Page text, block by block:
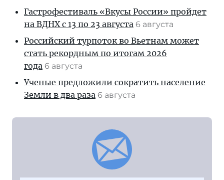
Гастрофестиваль «Вкусы России» пройдет
на ВДНХ с 13 по 23 августа 6 августа
Российский турпоток во Вьетнам может
стать рекордным по итогам 2026
года 6 августа
Ученые предложили сократить население
Земли в два раза 6 августа